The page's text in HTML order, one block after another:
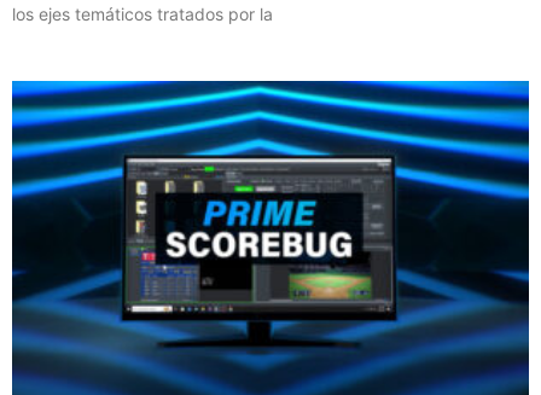
los ejes temáticos tratados por la